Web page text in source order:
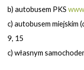
b) autobusem PKS
c) autobusem miejskim
9, 15
c) własnym